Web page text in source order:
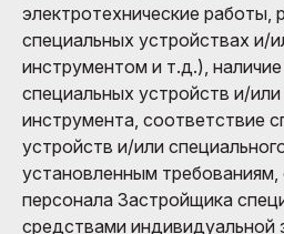
электротехнические работы,
специальных устройствах и/
инструментом и т.д.),
специальных устройств и/или
инструмента, соответствие
устройств и/или
установленным требованиям,
персонала Застройщика
средствами